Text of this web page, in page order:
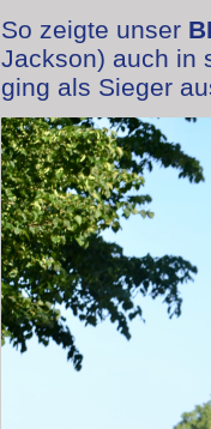
So zeigte unser
Jackson) auch in
ging als Sieger